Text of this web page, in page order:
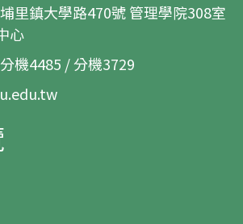
里鎮大學路470號 管理學院308室
心
機4485 / 分機3729